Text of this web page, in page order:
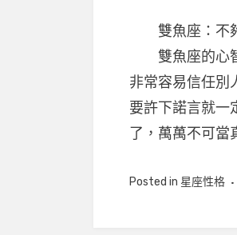
雙魚座：不
雙魚座的心智
非常容易信任別
要許下諾言就一
了，萬萬不可當
Posted in 星座性格